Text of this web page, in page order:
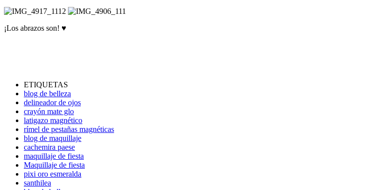
¡Los abrazos son! ♥
ETIQUETAS
blog de belleza
delineador de ojos
crayón mate glo
latigazo magnético
rímel de pestañas magnéticas
blog de maquillaje
cachemira paese
maquillaje de fiesta
Maquillaje de fiesta
pixi oro esmeralda
santhilea